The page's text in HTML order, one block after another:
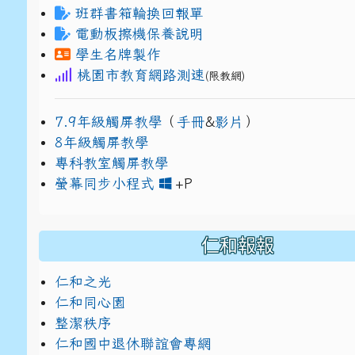
班群書箱輪換回報單
電動板擦機保養說明
學生名牌製作
桃園市教育網路測速 (限教網)
7.9年級觸屏教學 （ 手冊&影片 ）
8年級觸屏教學
專科教室觸屏教學
螢幕同步小程式
+Plink to https://
link to https://
仁和報報
仁和之光
仁和同心園
整潔秩序
仁和國中退休聯誼會專網